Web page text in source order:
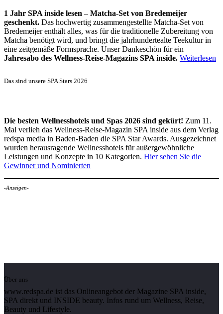
1 Jahr SPA inside lesen – Matcha-Set von Bredemeijer
geschenkt. Das hochwertig zusammengestellte Matcha-Set von
Bredemeijer enthält alles, was für die traditionelle Zubereitung von
Matcha benötigt wird, und bringt die jahrhundertealte Teekultur in
eine zeitgemäße Formsprache. Unser Dankeschön für ein
Jahresabo des Wellness-Reise-Magazins SPA inside. Weiterlesen
Das sind unsere SPA Stars 2026
Die besten Wellnesshotels und Spas 2026 sind gekürt! Zum 11.
Mal verlieh das Wellness-Reise-Magazin SPA inside aus dem Verlag
redspa media in Baden-Baden die SPA Star Awards. Ausgezeichnet
wurden herausragende Wellnesshotels für außergewöhnliche
Leistungen und Konzepte in 10 Kategorien. Hier sehen Sie die
Gewinner und Nominierten
-Anzeigen-
Über uns
www.redspa.de ist das Onlineangebot der Magazine SPA inside,
SPA direkt und INSIDE beauty. Infos rund um Wellness, Reise,
Beauty und Lifestyle.